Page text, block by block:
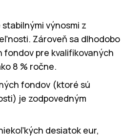
výnosmi z
Zároveň sa dlhodobo
pre kvalifikovaných
8 % ročne.
fondov (ktoré sú
je zodpovedným
desiatok eur,